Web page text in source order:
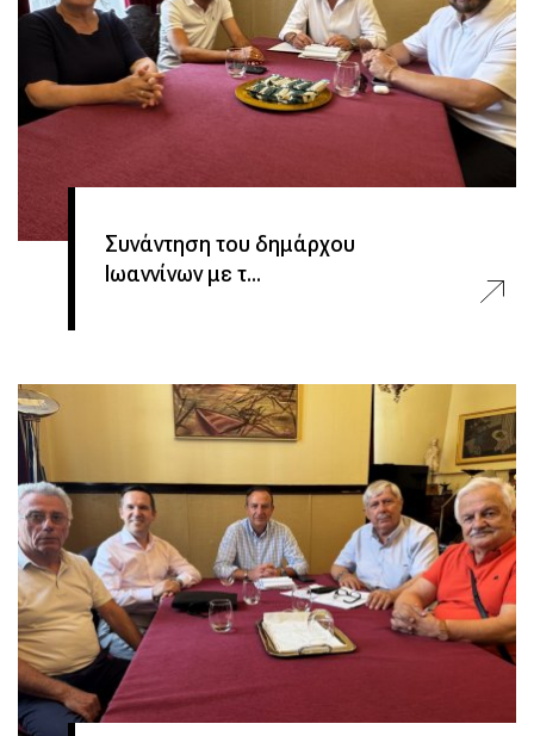
Συνάντηση του δημάρχου
Ιωαννίνων με τ...